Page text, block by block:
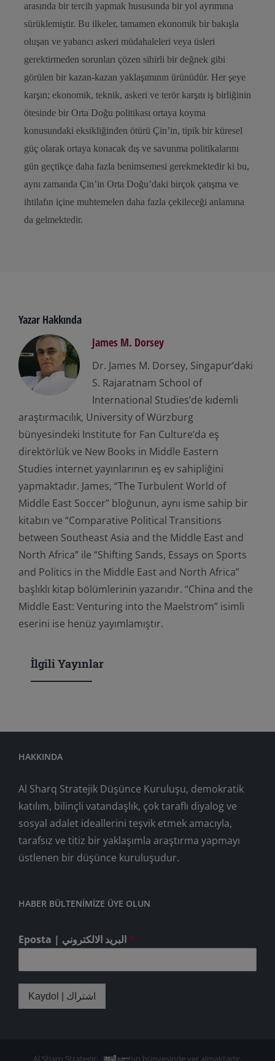
arasında bir tercih yapmak hususunda bir yol ayrımına
sürüklemiştir. Bu ilkeler, tamamen ekonomik bir bakışla
oluşan ve yabancı askeri müdahaleleri veya üsleri
gerektirmeden sorunları çözen sihirli bir değnek gibi
görülen bir kazan-kazan yaklaşımının ürünüdür. Her şeye
karşın; ekonomik, teknik, askeri ve terör karşıtı iş birliğinin
ötesinde bir Orta Doğu politikası ortaya koyma
konusundaki eksikliğinden ötürü Çin’in, tipik bir küresel
güç olarak ortaya konacak dış ve savunma politikalarını
gün geçtikçe daha fazla benimsemesi gerekmektedir ki bu,
aynı zamanda Çin’in Orta Doğu’daki birçok çatışma ve
ihtilafın içine muhtemelen daha fazla çekileceği anlamına
da gelmektedir.
Yazar Hakkında
James M. Dorsey
Dr. James M. Dorsey, Singapur’daki
S. Rajaratnam School of
International Studies’de kıdemli
araştırmacılık, University of Würzburg
bünyesindeki Institute for Fan Culture’da eş
direktörlük ve New Books in Middle Eastern
Studies internet yayınlarının eş ev sahipliğini
yapmaktadır. James, “The Turbulent World of
Middle East Soccer” bloğunun, aynı isme sahip bir
kitabın ve “Comparative Political Transitions
between Southeast Asia and the Middle East and
North Africa” ile “Shifting Sands, Essays on Sports
and Politics in the Middle East and North Africa”
başlıklı kitap bölümlerinin yazarıdır. “China and the
Middle East: Venturing into the Maelstrom” isimli
eserini ise henüz yayımlamıştır.
İlgili Yayınlar
HAKKINDA
Al Sharq Stratejik Düşünce Kuruluşu, demokratik
katılım, bilinçli vatandaşlık, çok taraflı diyalog ve
sosyal adalet ideallerini teşvik etmek amacıyla,
tarafsız ve titiz bir yaklaşımla araştırma yapmayı
üstlenen bir düşünce kuruluşudur.
HABER BÜLTENIMIZE ÜYE OLUN
*
Kaydol | اشتراك
Al Sharq Strategic, ’un bünyesinde yer almaktadır.